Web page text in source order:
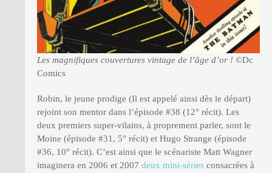
Les magnifiques couvertures vintage de l’âge d’or ! ©Dc
Comics
Robin, le jeune prodige (Il est appelé ainsi dès le départ)
rejoint son mentor dans l’épisode #38 (12° récit). Les
deux premiers super-vilains, à proprement parler, sont le
Moine (épisode #31, 5° récit) et Hugo Strange (épisode
#36, 10° récit). C’est ainsi que le scénariste Matt Wagner
imaginera en 2006 et 2007 deux mini-séries consacrées à